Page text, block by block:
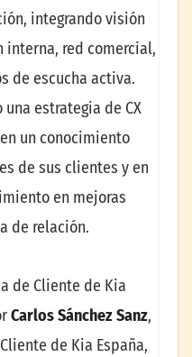
integrando visión
interna, red comercial,
de escucha activa.
estrategia de CX
un conocimiento
de sus clientes y en
en mejoras
de relación.
de Cliente de Kia
Carlos Sánchez Sanz,
de Kia España,